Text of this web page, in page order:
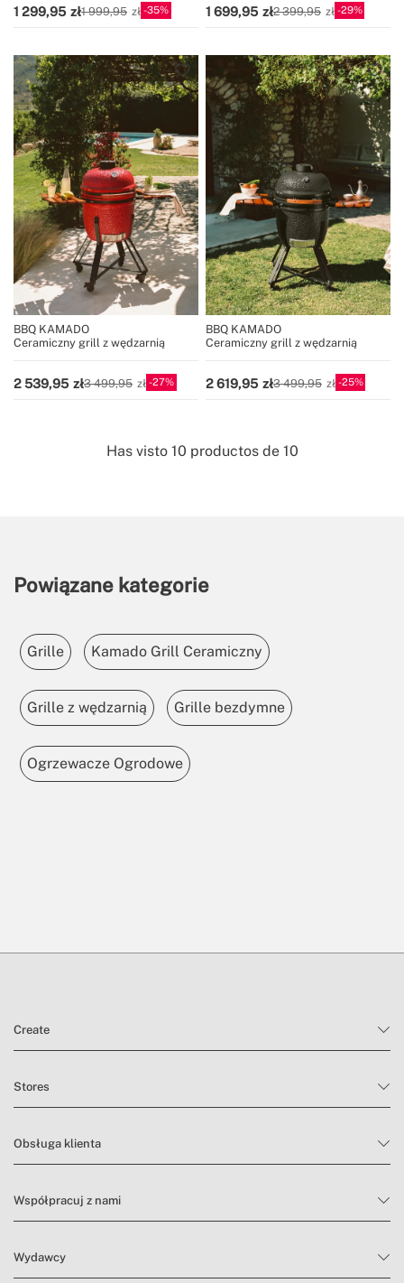
1 299,95 1 999,95 35 1 699,95 2 399,95 29
BBQ KAMADO
Ceramiczny grill z wędzarnią
2 539,95 3 499,95 27
BBQ KAMADO
Ceramiczny grill z wędzarnią
2 619,95 3 499,95 25
Has visto 10 productos de 10
Powiązane kategorie
Grille Kamado Grill Ceramiczny
Grille z wędzarnią Grille bezdymne
Ogrzewacze Ogrodowe
Create
Stores
Obsługa klienta
Współpracuj z nami
Wydawcy